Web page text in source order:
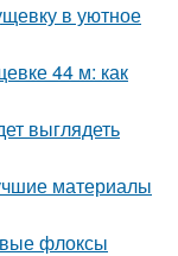
в уютное
44 м: как
выглядеть
материалы
флоксы